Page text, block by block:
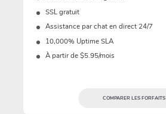
SSL gratuit
Assistance par chat en direct 24/7
10,000% Uptime SLA
À partir de $5.95/mois
COMPARER LES FORFAITS